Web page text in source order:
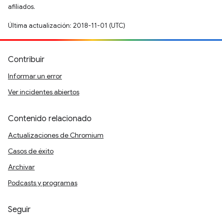
afiliados.
Última actualización: 2018-11-01 (UTC)
Contribuir
Informar un error
Ver incidentes abiertos
Contenido relacionado
Actualizaciones de Chromium
Casos de éxito
Archivar
Podcasts y programas
Seguir